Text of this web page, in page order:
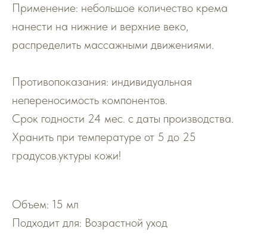
Применение: небольшое количество крема
нанести на нижние и верхние веко,
распределить массажными движениями.
Противопоказания: индивидуальная
непереносимость компонентов.
Срок годности 24 мес. с даты производства.
Хранить при температуре от 5 до 25
градусов.уктуры кожи!
Объем: 15 мл
Подходит для: Возрастной уход